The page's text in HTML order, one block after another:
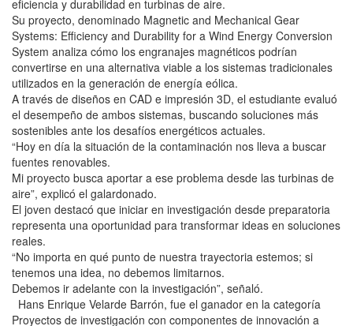
eficiencia y durabilidad en turbinas de aire.
Su proyecto, denominado Magnetic and Mechanical Gear
Systems: Efficiency and Durability for a Wind Energy Conversion
System analiza cómo los engranajes magnéticos podrían
convertirse en una alternativa viable a los sistemas tradicionales
utilizados en la generación de energía eólica.
A través de diseños en CAD e impresión 3D, el estudiante evaluó
el desempeño de ambos sistemas, buscando soluciones más
sostenibles ante los desafíos energéticos actuales.
“Hoy en día la situación de la contaminación nos lleva a buscar
fuentes renovables.
Mi proyecto busca aportar a ese problema desde las turbinas de
aire”, explicó el galardonado.
El joven destacó que iniciar en investigación desde preparatoria
representa una oportunidad para transformar ideas en soluciones
reales.
“No importa en qué punto de nuestra trayectoria estemos; si
tenemos una idea, no debemos limitarnos.
Debemos ir adelante con la investigación”, señaló.
Hans Enrique Velarde Barrón, fue el ganador en la categoría
Proyectos de investigación con componentes de innovación a